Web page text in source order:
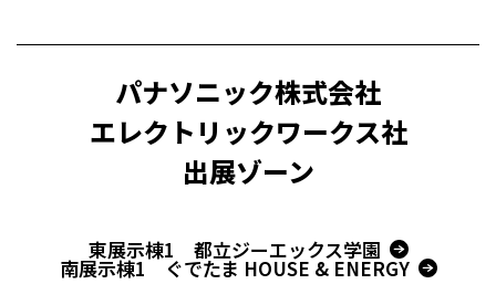
パナソニック株式会社
エレクトリックワークス社
出展ゾーン
東展示棟1 都立ジーエックス学園
南展示棟1 ぐでたま HOUSE & ENERGY